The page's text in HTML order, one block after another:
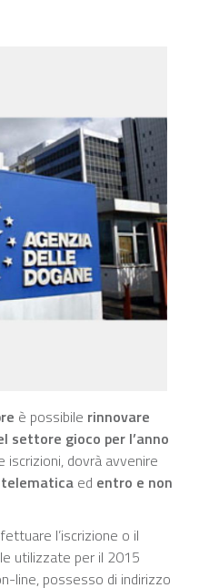
è possibile rinnovare
settore gioco per l’anno
iscrizioni, dovrà avvenire
ed entro e non
l’iscrizione o il
utilizzate per il 2015
line, possesso di indirizzo